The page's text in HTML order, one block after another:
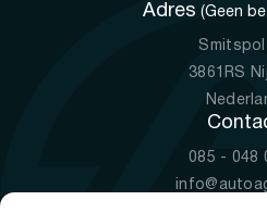
Adres (Geen
Smitspol
3861RS
085 - 048